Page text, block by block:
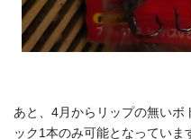
あと、4月からリップの無いボ
ック1本のみ可能となっていま